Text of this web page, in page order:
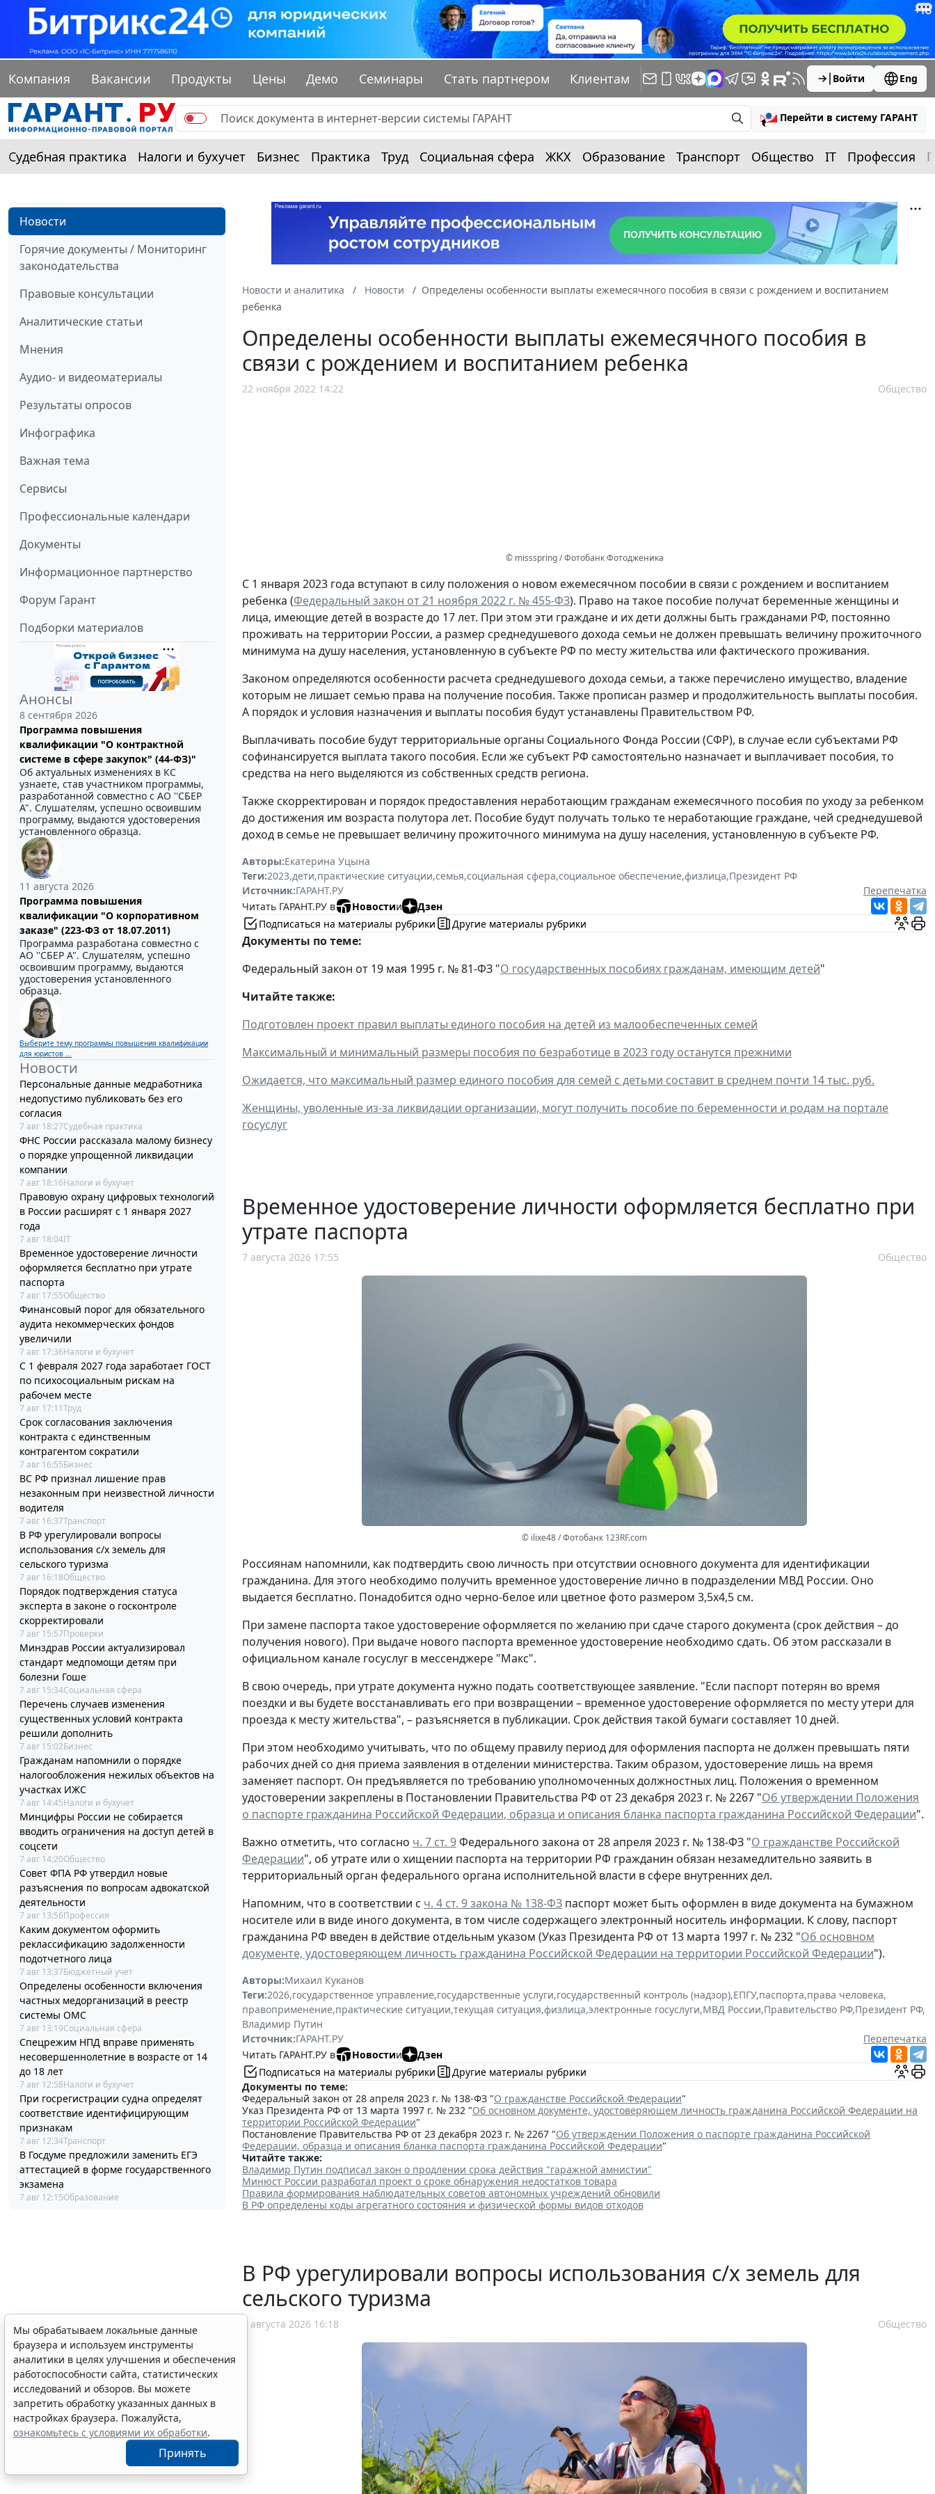
Компания Вакансии Продукты Цены Демо Семинары Стать партнером Клиентам Войти Eng
Перейти в систему ГАРАНТ
Судебная практика Налоги и бухучет Бизнес Практика Труд Социальная сфера ЖКХ Образование Транспорт Общество IT Профессия
Новости
Горячие документы / Мониторинг
законодательства
Правовые консультации
Аналитические статьи
Мнения
Аудио- и видеоматериалы
Результаты опросов
Инфографика
Важная тема
Сервисы
Профессиональные календари
Документы
Информационное партнерство
Форум Гарант
Подборки материалов
Анонсы
8 сентября 2026
Программа повышения
квалификации "О контрактной
системе в сфере закупок" (44-ФЗ)"
Об актуальных изменениях в КС
узнаете, став участником программы,
разработанной совместно с АО ''СБЕР
А". Слушателям, успешно освоившим
программу, выдаются удостоверения
установленного образца.
11 августа 2026
Программа повышения
квалификации "О корпоративном
заказе" (223-ФЗ от 18.07.2011)
Программа разработана совместно с
АО ''СБЕР А". Слушателям, успешно
освоившим программу, выдаются
удостоверения установленного
образца.
Выберите тему программы повышения квалификации
для юристов ...
Новости
Персональные данные медработника
недопустимо публиковать без его
согласия
7 авг 18:27Судебная практика
ФНС России рассказала малому бизнесу
о порядке упрощенной ликвидации
компании
7 авг 18:16Налоги и бухучет
Правовую охрану цифровых технологий
в России расширят с 1 января 2027
года
7 авг 18:04IT
Временное удостоверение личности
оформляется бесплатно при утрате
паспорта
7 авг 17:55Общество
Финансовый порог для обязательного
аудита некоммерческих фондов
увеличили
7 авг 17:36Налоги и бухучет
С 1 февраля 2027 года заработает ГОСТ
по психосоциальным рискам на
рабочем месте
7 авг 17:11Труд
Срок согласования заключения
контракта с единственным
контрагентом сократили
7 авг 16:55Бизнес
ВС РФ признал лишение прав
незаконным при неизвестной личности
водителя
7 авг 16:37Транспорт
В РФ урегулировали вопросы
использования с/х земель для
сельского туризма
7 авг 16:18Общество
Порядок подтверждения статуса
эксперта в законе о госконтроле
скорректировали
7 авг 15:57Проверки
Минздрав России актуализировал
стандарт медпомощи детям при
болезни Гоше
7 авг 15:34Социальная сфера
Перечень случаев изменения
существенных условий контракта
решили дополнить
7 авг 15:02Бизнес
Гражданам напомнили о порядке
налогообложения нежилых объектов на
участках ИЖС
7 авг 14:45Налоги и бухучет
Минцифры России не собирается
вводить ограничения на доступ детей в
соцсети
7 авг 14:20Общество
Совет ФПА РФ утвердил новые
разъяснения по вопросам адвокатской
деятельности
7 авг 13:56Профессия
Каким документом оформить
реклассификацию задолженности
подотчетного лица
7 авг 13:37Бюджетный учет
Определены особенности включения
частных медорганизаций в реестр
системы ОМС
7 авг 13:19Социальная сфера
Спецрежим НПД вправе применять
несовершеннолетние в возрасте от 14
до 18 лет
7 авг 12:58Налоги и бухучет
При госрегистрации судна определят
соответствие идентифицирующим
признакам
7 авг 12:34Транспорт
В Госдуме предложили заменить ЕГЭ
аттестацией в форме государственного
экзамена
7 авг 12:15Образование
Новости и аналитика Новости
Определены особенности выплаты ежемесячного пособия в связи с рождением и воспитанием
ребенка
Определены особенности выплаты ежемесячного пособия в
связи с рождением и воспитанием ребенка
22 ноября 2022 14:22 Общество
© missspring / Фотобанк Фотодженика
С 1 января 2023 года вступают в силу положения о новом ежемесячном пособии в связи с рождением и воспитанием
ребенка (Федеральный закон от 21 ноября 2022 г. № 455-ФЗ). Право на такое пособие получат беременные женщины и
лица, имеющие детей в возрасте до 17 лет. При этом эти граждане и их дети должны быть гражданами РФ, постоянно
проживать на территории России, а размер среднедушевого дохода семьи не должен превышать величину прожиточного
минимума на душу населения, установленную в субъекте РФ по месту жительства или фактического проживания.
Законом определяются особенности расчета среднедушевого дохода семьи, а также перечислено имущество, владение
которым не лишает семью права на получение пособия. Также прописан размер и продолжительность выплаты пособия.
А порядок и условия назначения и выплаты пособия будут устанавлены Правительством РФ.
Выплачивать пособие будут территориальные органы Социального Фонда России (СФР), в случае если субъектами РФ
софинансируется выплата такого пособия. Если же субъект РФ самостоятельно назначает и выплачивает пособия, то
средства на него выделяются из собственных средств региона.
Также скорректирован и порядок предоставления неработающим гражданам ежемесячного пособия по уходу за ребенком
до достижения им возраста полутора лет. Пособие будут получать только те неработающие граждане, чей среднедушевой
доход в семье не превышает величину прожиточного минимума на душу населения, установленную в субъекте РФ.
Авторы:Екатерина Уцына
Теги:2023,дети,практические ситуации,семья,социальная сфера,социальное обеспечение,физлица,Президент РФ
Источник:ГАРАНТ.РУ
Перепечатка
Читать ГАРАНТ.РУ в
Новостии
Дзен
Подписаться на материалы рубрики
Другие материалы рубрики
Документы по теме:
Федеральный закон от 19 мая 1995 г. № 81-ФЗ "О государственных пособиях гражданам, имеющим детей"
Читайте также:
Подготовлен проект правил выплаты единого пособия на детей из малообеспеченных семей
Максимальный и минимальный размеры пособия по безработице в 2023 году останутся прежними
Ожидается, что максимальный размер единого пособия для семей с детьми составит в среднем почти 14 тыс. руб.
Женщины, уволенные из-за ликвидации организации, могут получить пособие по беременности и родам на портале
госуслуг
Временное удостоверение личности оформляется бесплатно при
утрате паспорта
7 августа 2026 17:55 Общество
© ilixe48 / Фотобанк 123RF.com
Россиянам напомнили, как подтвердить свою личность при отсутствии основного документа для идентификации
гражданина. Для этого необходимо получить временное удостоверение лично в подразделении МВД России. Оно
выдается бесплатно. Понадобится одно черно-белое или цветное фото размером 3,5x4,5 см.
При замене паспорта такое удостоверение оформляется по желанию при сдаче старого документа (срок действия – до
получения нового). При выдаче нового паспорта временное удостоверение необходимо сдать. Об этом рассказали в
официальном канале госуслуг в мессенджере "Макс".
В свою очередь, при утрате документа нужно подать соответствующее заявление. "Если паспорт потерян во время
поездки и вы будете восстанавливать его при возвращении – временное удостоверение оформляется по месту утери для
проезда к месту жительства", – разъясняется в публикации. Срок действия такой бумаги составляет 10 дней.
При этом необходимо учитывать, что по общему правилу период для оформления паспорта не должен превышать пяти
рабочих дней со дня приема заявления в отделении министерства. Таким образом, удостоверение лишь на время
заменяет паспорт. Он предъявляется по требованию уполномоченных должностных лиц. Положения о временном
удостоверении закреплены в Постановлении Правительства РФ от 23 декабря 2023 г. № 2267 "Об утверждении Положения
о паспорте гражданина Российской Федерации, образца и описания бланка паспорта гражданина Российской Федерации".
Важно отметить, что согласно ч. 7 ст. 9Федерального закона от 28 апреля 2023 г. № 138-ФЗ "О гражданстве Российской
Федерации", об утрате или о хищении паспорта на территории РФ гражданин обязан незамедлительно заявить в
территориальный орган федерального органа исполнительной власти в сфере внутренних дел.
Напомним, что в соответствии с ч. 4 ст. 9 закона № 138-ФЗ паспорт может быть оформлен в виде документа на бумажном
носителе или в виде иного документа, в том числе содержащего электронный носитель информации. К слову, паспорт
гражданина РФ введен в действие отдельным указом (Указ Президента РФ от 13 марта 1997 г. № 232 "Об основном
документе, удостоверяющем личность гражданина Российской Федерации на территории Российской Федерации").
Авторы:Михаил Куканов
Теги:2026,государственное управление,государственные услуги,государственный контроль (надзор),ЕПГУ,паспорта,права человека,
правоприменение,практические ситуации,текущая ситуация,физлица,электронные госуслуги,МВД России,Правительство РФ,Президент РФ,
Владимир Путин
Источник:ГАРАНТ.РУ
Перепечатка
Читать ГАРАНТ.РУ в
Новостии
Дзен
Подписаться на материалы рубрики
Другие материалы рубрики
Документы по теме:
Федеральный закон от 28 апреля 2023 г. № 138-ФЗ "О гражданстве Российской Федерации"
Указ Президента РФ от 13 марта 1997 г. № 232 "Об основном документе, удостоверяющем личность гражданина Российской Федерации на
территории Российской Федерации"
Постановление Правительства РФ от 23 декабря 2023 г. № 2267 "Об утверждении Положения о паспорте гражданина Российской
Федерации, образца и описания бланка паспорта гражданина Российской Федерации"
Читайте также:
Владимир Путин подписал закон о продлении срока действия "гаражной амнистии"
Минюст России разработал проект о сроке обнаружения недостатков товара
Правила формирования наблюдательных советов автономных учреждений обновили
В РФ определены коды агрегатного состояния и физической формы видов отходов
В РФ урегулировали вопросы использования с/х земель для
сельского туризма
7 августа 2026 16:18 Общество
Мы обрабатываем локальные данные
браузера и используем инструменты
аналитики в целях улучшения и обеспечения
работоспособности сайта, статистических
исследований и обзоров. Вы можете
запретить обработку указанных данных в
настройках браузера. Пожалуйста,
ознакомьтесь с условиями их обработки.
Принять